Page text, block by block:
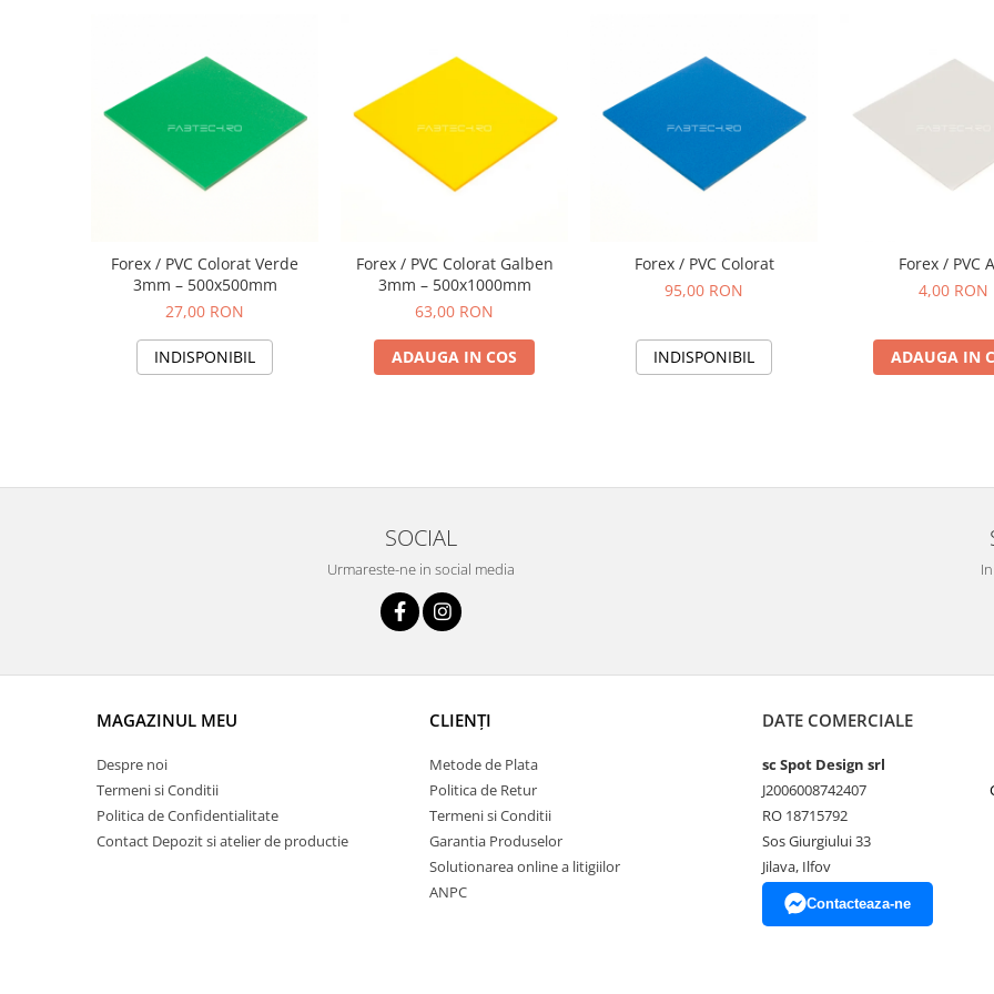
Forex / PVC Colorat Verde
3mm – 500x500mm
27,00 RON
INDISPONIBIL
Forex / PVC Colorat Galben
3mm – 500x1000mm
63,00 RON
ADAUGA IN COS
Forex / PVC Colorat
95,00 RON
INDISPONIBIL
Forex / PVC
4,00 RON
ADAUGA IN
SOCIAL
Urmareste-ne in social media
MAGAZINUL MEU
Despre noi
Termeni si Conditii
Politica de Confidentialitate
Contact Depozit si atelier de productie
CLIENȚI
Metode de Plata
Politica de Retur
Termeni si Conditii
Garantia Produselor
Solutionarea online a litigiilor
ANPC
DATE COMERCIALE
sc Spot Design srl
J2006008742407
RO 18715792
Sos Giurgiului 33
Jilava, Ilfov
Contacteaza-ne